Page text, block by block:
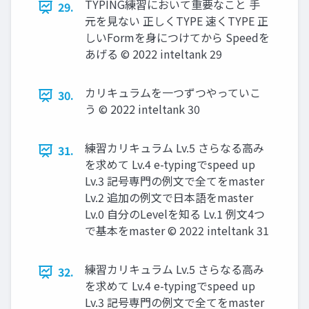
29.
TYPING練習において重要なこと 手
元を見ない 正しくTYPE 速くTYPE 正
しいFormを身につけてから Speedを
あげる © 2022 inteltank 29
30.
カリキュラムを一つずつやっていこ
う © 2022 inteltank 30
31.
練習カリキュラム Lv.5 さらなる高み
を求めて Lv.4 e-typingでspeed up
Lv.3 記号専門の例文で全てをmaster
Lv.2 追加の例文で日本語をmaster
Lv.0 自分のLevelを知る Lv.1 例文4つ
で基本をmaster © 2022 inteltank 31
32.
練習カリキュラム Lv.5 さらなる高み
を求めて Lv.4 e-typingでspeed up
Lv.3 記号専門の例文で全てをmaster